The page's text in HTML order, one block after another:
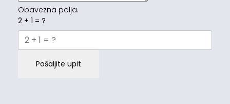
Obavezna polja.
2 + 1 = ?
Pošaljite upit